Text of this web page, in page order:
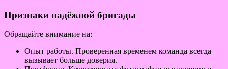
Признаки надёжной бригады
Обращайте внимание на:
Опыт работы. Проверенная временем команда всегда
вызывает больше доверия.